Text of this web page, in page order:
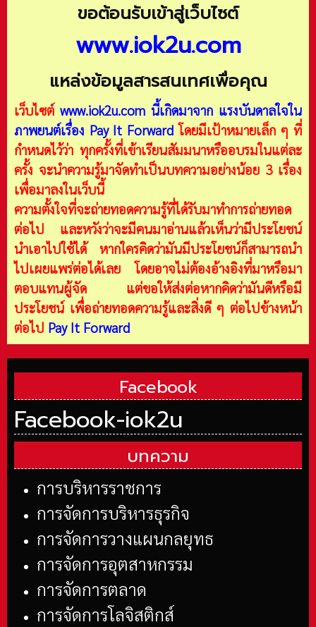
ขอต้อนรับเข้าสู่เว็บไซต์
www.iok2u.com
แหล่งข้อมูลสารสนเทศเพื่อคุณ
เว็บไซต์ www.iok2u.com นี้เกิดมาจาก แรงบันดาลใจใน
ภาพยนต์เรื่อง Pay It Forward โดยมีเป้าหมายเล็ก ๆ ที่
กำหนดไว้ว่า ทุกครั้งที่เข้าเรียนสัมมนาหรืออบรมในแต่ละ
ครั้ง จะนำความรู้มาจัดทำเป็นบทความอย่างน้อย 3 เรื่อง
เพื่อมาลงในเว็บนี้
ความตั้งใจที่จะถ่ายทอดความรู้ที่ได้รับมาทำการถ่ายทอด
ต่อไป และหวังว่าจะมีคนมาอ่านแล้วเห็นว่ามีประโยชน์
นำเอาไปใช้ได้ หากใครคิดว่ามันมีประโยชน์ก็สามารถนำ
ไปเผยแพร่ต่อได้เลย โดยอาจไม่ต้องอ้างอิงที่มาหรือมา
ตอบแทนผู้จัด แต่ขอให้ส่งต่อหากคิดว่ามันดีหรือมี
ประโยชน์ เพื่อถ่ายทอดความรู้และสิ่งดี ๆ ต่อไปข้างหน้า
ต่อไป Pay It Forward
Facebook
Facebook-iok2u
บทความ
การบริหารราชการ
การจัดการบริหารธุรกิจ
การจัดการวางแผนกลยุทธ
การจัดการอุตสาหกรรม
การจัดการตลาด
การจัดการโลจิสติกส์